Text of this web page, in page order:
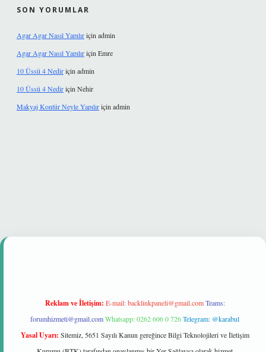
SON YORUMLAR
Agar Agar Nasıl Yapılıriçin admin
Agar Agar Nasıl Yapılıriçin Emre
10 Üssü 4 Nediriçin admin
10 Üssü 4 Nediriçin Nehir
Makyaj Kontür Neyle Yapılıriçin admin
güvenilir mi
Reklam ve İletişim: E-mail:backlinkpaneli@gmail.com Teams:
forumhizmeti@gmail.comWhatsapp: 0262 606 0 726Telegram: @karabul
Yasal Uyarı: Sitemiz, 5651 Sayılı Kanun gereğince Bilgi Teknolojileri ve İletişim